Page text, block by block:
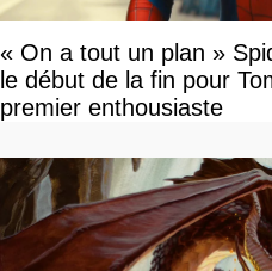
« On a tout un plan »
le début de la fin pour
premier enthousiaste